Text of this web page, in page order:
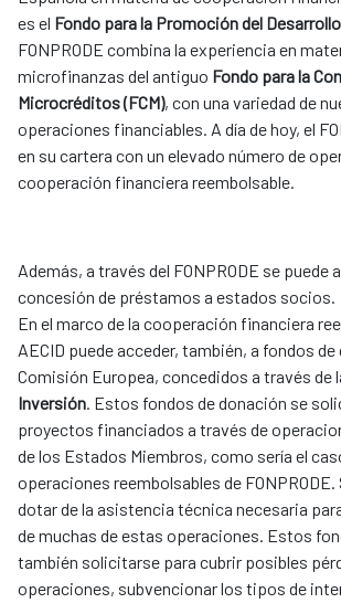
es el Fondo para la Promoción del Desarrollo
FONPRODE combina la experiencia en
microfinanzas del antiguo Fondo para la
Microcréditos (FCM), con una variedad de
operaciones financiables. A día de hoy, el
en su cartera con un elevado número de
cooperación financiera reembolsable.
Además, a través del FONPRODE se puede
concesión de préstamos a estados socios.
En el marco de la cooperación financiera
AECID puede acceder, también, a fondos de
Comisión Europea, concedidos a través de
Inversión. Estos fondos de donación se
proyectos financiados a través de
de los Estados Miembros, como sería el
operaciones reembolsables de
dotar de la asistencia técnica necesaria
de muchas de estas operaciones. Estos
también solicitarse para cubrir posibles
operaciones, subvencionar los tipos de